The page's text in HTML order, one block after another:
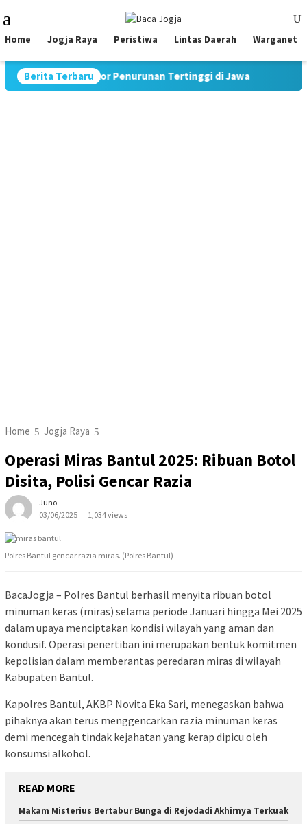
to
content
Menu
Home Jogja Raya Peristiwa Lintas Daerah Warganet
Berita Terbaru
Catat Rekor Penurunan Tertinggi di Jawa Pimpin
Home Jogja Raya
Operasi Miras Bantul 2025: Ribuan Botol
Disita, Polisi Gencar Razia
Juno
03/06/2025
1,034 views
Polres Bantul gencar razia miras. (Polres Bantul)
BacaJogja – Polres Bantul berhasil menyita ribuan botol
minuman keras (miras) selama periode Januari hingga Mei 2025
dalam upaya menciptakan kondisi wilayah yang aman dan
kondusif. Operasi penertiban ini merupakan bentuk komitmen
kepolisian dalam memberantas peredaran miras di wilayah
Kabupaten Bantul.
Kapolres Bantul, AKBP Novita Eka Sari, menegaskan bahwa
pihaknya akan terus menggencarkan razia minuman keras
demi mencegah tindak kejahatan yang kerap dipicu oleh
konsumsi alkohol.
READ MORE
Makam Misterius Bertabur Bunga di Rejodadi Akhirnya Terkuak